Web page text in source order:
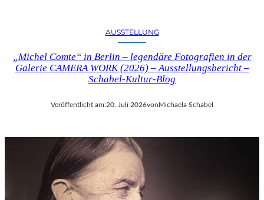
AUSSTELLUNG
„Michel Comte“ in Berlin – legendäre Fotografien in der
Galerie CAMERA WORK (2026) – Ausstellungsbericht –
Schabel-Kultur-Blog
Veröffentlicht am:20. Juli 2026von Michaela Schabel